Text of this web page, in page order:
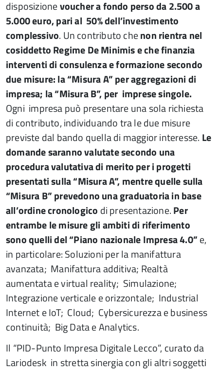
disposizionevoucher a fondo perso da 2.500 a
5.000 euro, pari al 50% dell’investimento
complessivo. Un contributo chenon rientra nel
cosiddetto Regime De Minimise che finanzia
interventi di consulenza e formazione secondo
due misure: la “Misura A” per aggregazioni di
impresa; la “Misura B”, per imprese singole.
Ogni impresa può presentare una sola richiesta
di contributo, individuando tra le due misure
previste dal bando quella di maggior interesse. Le
domande saranno valutate secondo una
procedura valutativa di merito per i progetti
presentati sulla “Misura A”, mentre quelle sulla
“Misura B” prevedono una graduatoria in base
all’ordine cronologico di presentazione.Per
entrambe le misure gli ambiti di riferimento
sono quelli del “Piano nazionale Impresa 4.0”e,
in particolare: Soluzioni per la manifattura
avanzata; Manifattura additiva; Realtà
aumentata e virtual reality; Simulazione;
Integrazione verticale e orizzontale; Industrial
Internet e IoT; Cloud; Cybersicurezza e business
continuità; Big Data e Analytics.
Il “PID-Punto Impresa Digitale Lecco”, curato da
Lariodesk in stretta sinergia con gli altri soggetti